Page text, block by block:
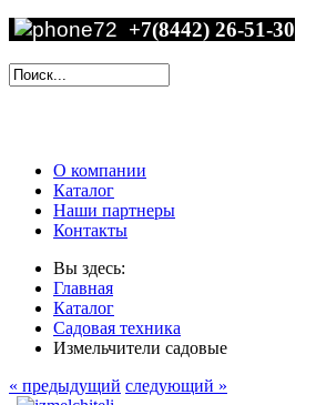
+7(8442) 26-51-30
О компании
Каталог
Наши партнеры
Контакты
Вы здесь:
Главная
Каталог
Садовая техника
Измельчители садовые
« предыдущий следующий »